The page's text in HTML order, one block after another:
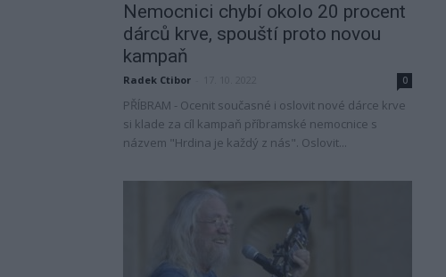
Nemocnici chybí okolo 20 procent
dárců krve, spouští proto novou
kampaň
Radek Ctibor 0
PŘÍBRAM - Ocenit současné i oslovit nové dárce krve
si klade za cíl kampaň příbramské nemocnice s
názvem "Hrdina je každý z nás". Oslovit...